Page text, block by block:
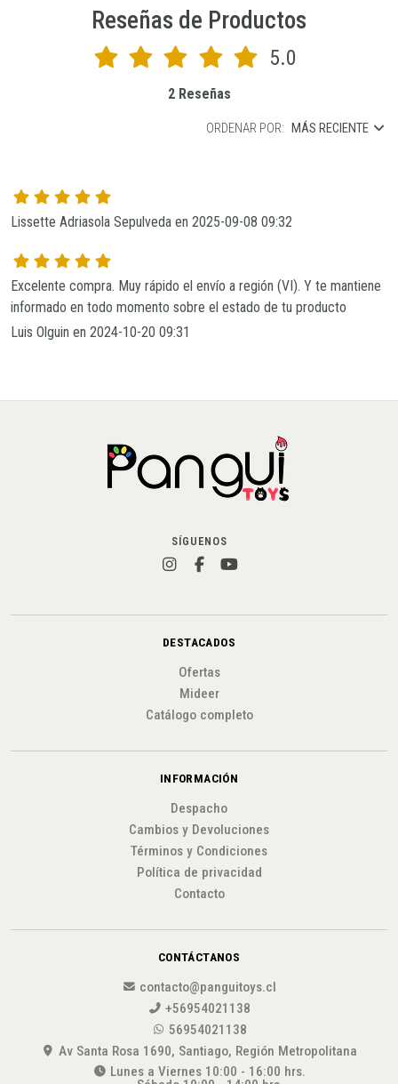
Reseñas de Productos
5.0
2 Reseñas
ORDENAR POR: MÁS RECIENTE
Lissette Adriasola Sepulveda en 2025-09-08 09:32
Excelente compra. Muy rápido el envío a región (VI). Y te mantiene
informado en todo momento sobre el estado de tu producto
Luis Olguin en 2024-10-20 09:31
SÍGUENOS
DESTACADOS
Ofertas
Mideer
Catálogo completo
INFORMACIÓN
Despacho
Cambios y Devoluciones
Términos y Condiciones
Política de privacidad
Contacto
CONTÁCTANOS
contacto@panguitoys.cl
+56954021138
56954021138
Av Santa Rosa 1690, Santiago, Región Metropolitana
Lunes a Viernes 10:00 - 16:00 hrs.